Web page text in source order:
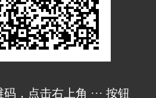
，点击右上角 ··· 按钮